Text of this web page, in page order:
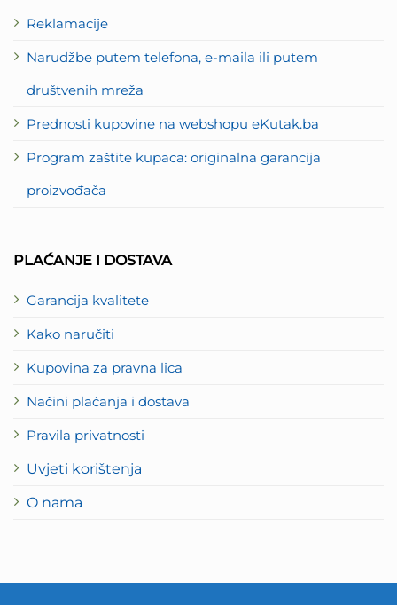
Reklamacije
Narudžbe putem telefona, e-maila ili putem
društvenih mreža
Prednosti kupovine na webshopu eKutak.ba
Program zaštite kupaca: originalna garancija
proizvođača
PLAĆANJE I DOSTAVA
Garancija kvalitete
Kako naručiti
Kupovina za pravna lica
Načini plaćanja i dostava
Pravila privatnosti
Uvjeti korištenja
O nama